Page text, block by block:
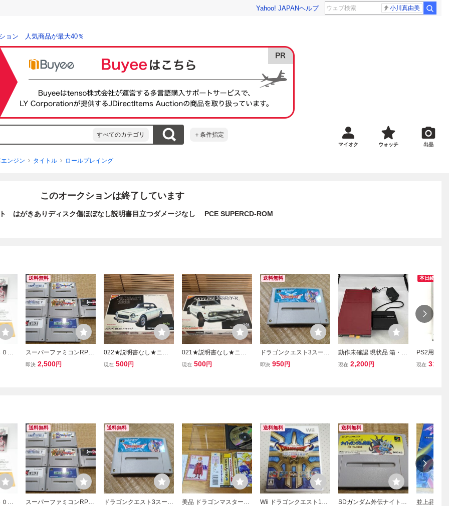
Yahoo! JAPANヘルプ 小川真由美
ョン 人気商品が最大40％
すべてのカテゴリ ＋条件指定
マイオク ウォッチ 出品
ンジン タイトル ロールプレイング
このオークションは終了しています
はがきありディスク傷ほぼなし説明書目立つダメージなし PCE SUPERCD-ROM
円
送料無料
スーパーファミコンRPG
7作品まとめ売り！ファイ
即決 2,500円
022★説明書なし★ニチ
モ 1/24 フェアレディ 200
現在 500円
021★説明書なし★ニチ
モ 1/24 史上の栄光車シリ
現在 500円
送料無料
ドラゴンクエスト3スーパ
ーファミコン版箱、説明
即決 950円
動作未確認 現状品 箱・説
明書なし ディスクシステ
現在 2,200円
本日終了
PS2用 【
コード集
現在 310
円
送料無料
スーパーファミコンRPG
送料無料
ドラゴンクエスト3スーパ
美品 ドラゴンマスターシ
送料無料
Wii ドラゴンクエスト123
送料無料
SDガンダム外伝ナイトガ
並上品 ア